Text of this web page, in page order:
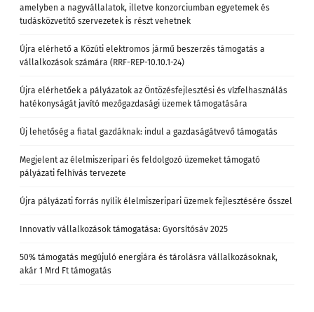
amelyben a nagyvállalatok, illetve konzorciumban egyetemek és
tudásközvetítő szervezetek is részt vehetnek
Újra elérhető a Közúti elektromos jármű beszerzés támogatás a
vállalkozások számára (RRF-REP-10.10.1-24)
Újra elérhetőek a pályázatok az Öntözésfejlesztési és vízfelhasználás
hatékonyságát javító mezőgazdasági üzemek támogatására
Új lehetőség a fiatal gazdáknak: indul a gazdaságátvevő támogatás
Megjelent az élelmiszeripari és feldolgozó üzemeket támogató
pályázati felhívás tervezete
Újra pályázati forrás nyílik élelmiszeripari üzemek fejlesztésére ősszel
Innovatív vállalkozások támogatása: Gyorsítósáv 2025
50% támogatás megújuló energiára és tárolásra vállalkozásoknak,
akár 1 Mrd Ft támogatás